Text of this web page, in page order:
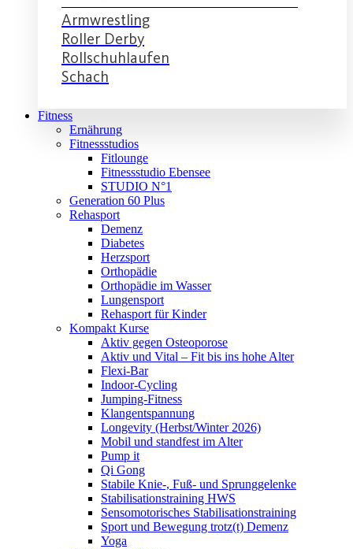
Armwrestling
Roller Derby
Rollschuhlaufen
Schach
Fitness
Ernährung
Fitnessstudios
Fitlounge
Fitnessstudio Ebensee
STUDIO N°1
Generation 60 Plus
Rehasport
Demenz
Diabetes
Herzsport
Orthopädie
Orthopädie im Wasser
Lungensport
Rehasport für Kinder
Kompakt Kurse
Aktiv gegen Osteoporose
Aktiv und Vital – Fit bis ins hohe Alter
Flexi-Bar
Indoor-Cycling
Jumping-Fitness
Klangentspannung
Longevity (Herbst/Winter 2026)
Mobil und standfest im Alter
Pump it
Qi Gong
Stabile Knie-, Fuß- und Sprunggelenke
Stabilisationstraining HWS
Sensomotorisches Stabilisationstraining
Sport und Bewegung trotz(t) Demenz
Yoga